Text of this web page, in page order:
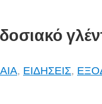
, ΕΙΔΗΣΕΙΣ,